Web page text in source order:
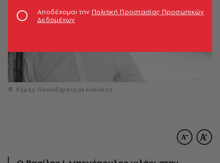
© Χάρης Παπαδημητρακόπουλος
Αποδέχομαι την Πολιτική Προστασίας Προσωπικών
Δεδομένων